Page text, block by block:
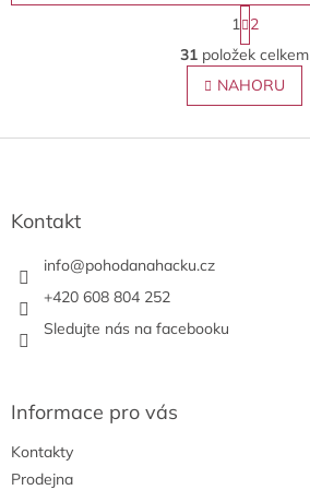
O
v
l
á
S
t
r
á
n
k
v
1 2
31 položek celkem
NAHORU
Z
Kontakt
info@pohodanahacku.cz
+420 608 804 252
Sledujte nás na facebooku
Informace pro vás
Kontakty
Prodejna